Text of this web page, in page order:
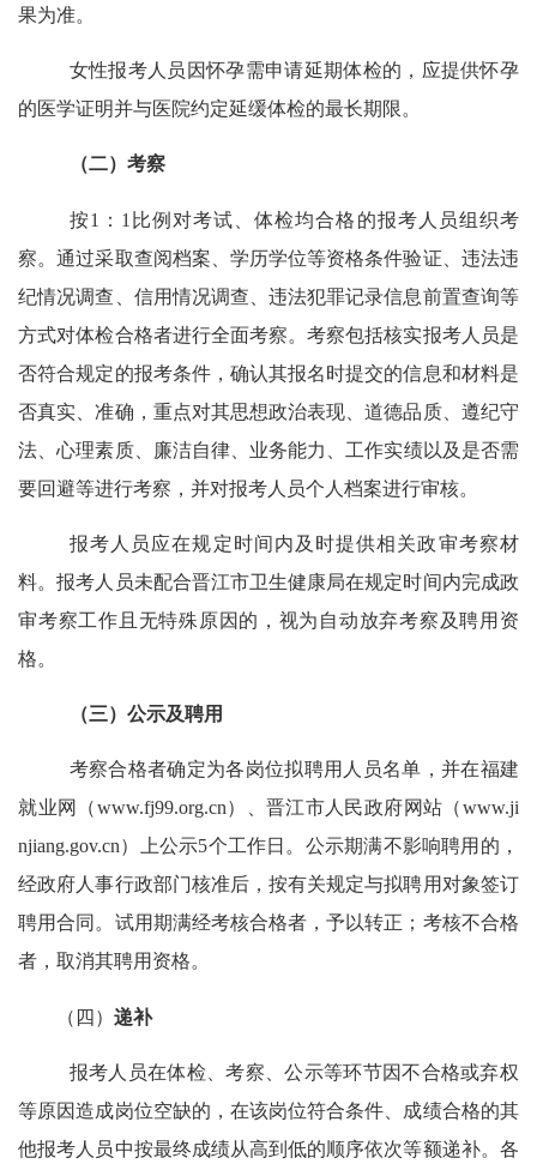
果为准。
女性报考人员因怀孕需申请延期体检的，应提供怀孕
的医学证明并与医院约定延缓体检的最长期限。
（二）考察
按1：1比例对考试、体检均合格的报考人员组织考
察。通过采取查阅档案、学历学位等资格条件验证、违法违
纪情况调查、信用情况调查、违法犯罪记录信息前置查询等
方式对体检合格者进行全面考察。考察包括核实报考人员是
否符合规定的报考条件，确认其报名时提交的信息和材料是
否真实、准确，重点对其思想政治表现、道德品质、遵纪守
法、心理素质、
廉洁自律、业务能力、工作实绩以及是否需
要回避等进行考察，并对报考人员个人档案进行审核。
报考人员应在规定时间内及时提供相关政审考察材
料。报考人员未配合晋江市卫生健康局在规定时间内完成政
审考察工作且无特殊原因的，视为自动放弃考察及聘用资
格。
（三）公示及聘用
考察合格者确定为各岗位拟聘用人员名单，并在福建
就业网（www.fj99.org.cn）、 晋江市人民政府网站 （www.ji
njiang.gov.cn） 上公示5个工作日。公示期满不影响聘用的，
经政府人事行政部门核准后，按有关规定与拟聘用对象签订
聘用合同。试用期满经考核合格者，予以转正；考核不合格
者，取消其聘用资格。
（四）递补
报考人员在体检、考察、公示等环节因不合格或弃权
等原因造成岗位空缺的，在该岗位符合条件、成绩合格的其
他报考人员中按最终成绩从高到低的顺序依次等额递补。各